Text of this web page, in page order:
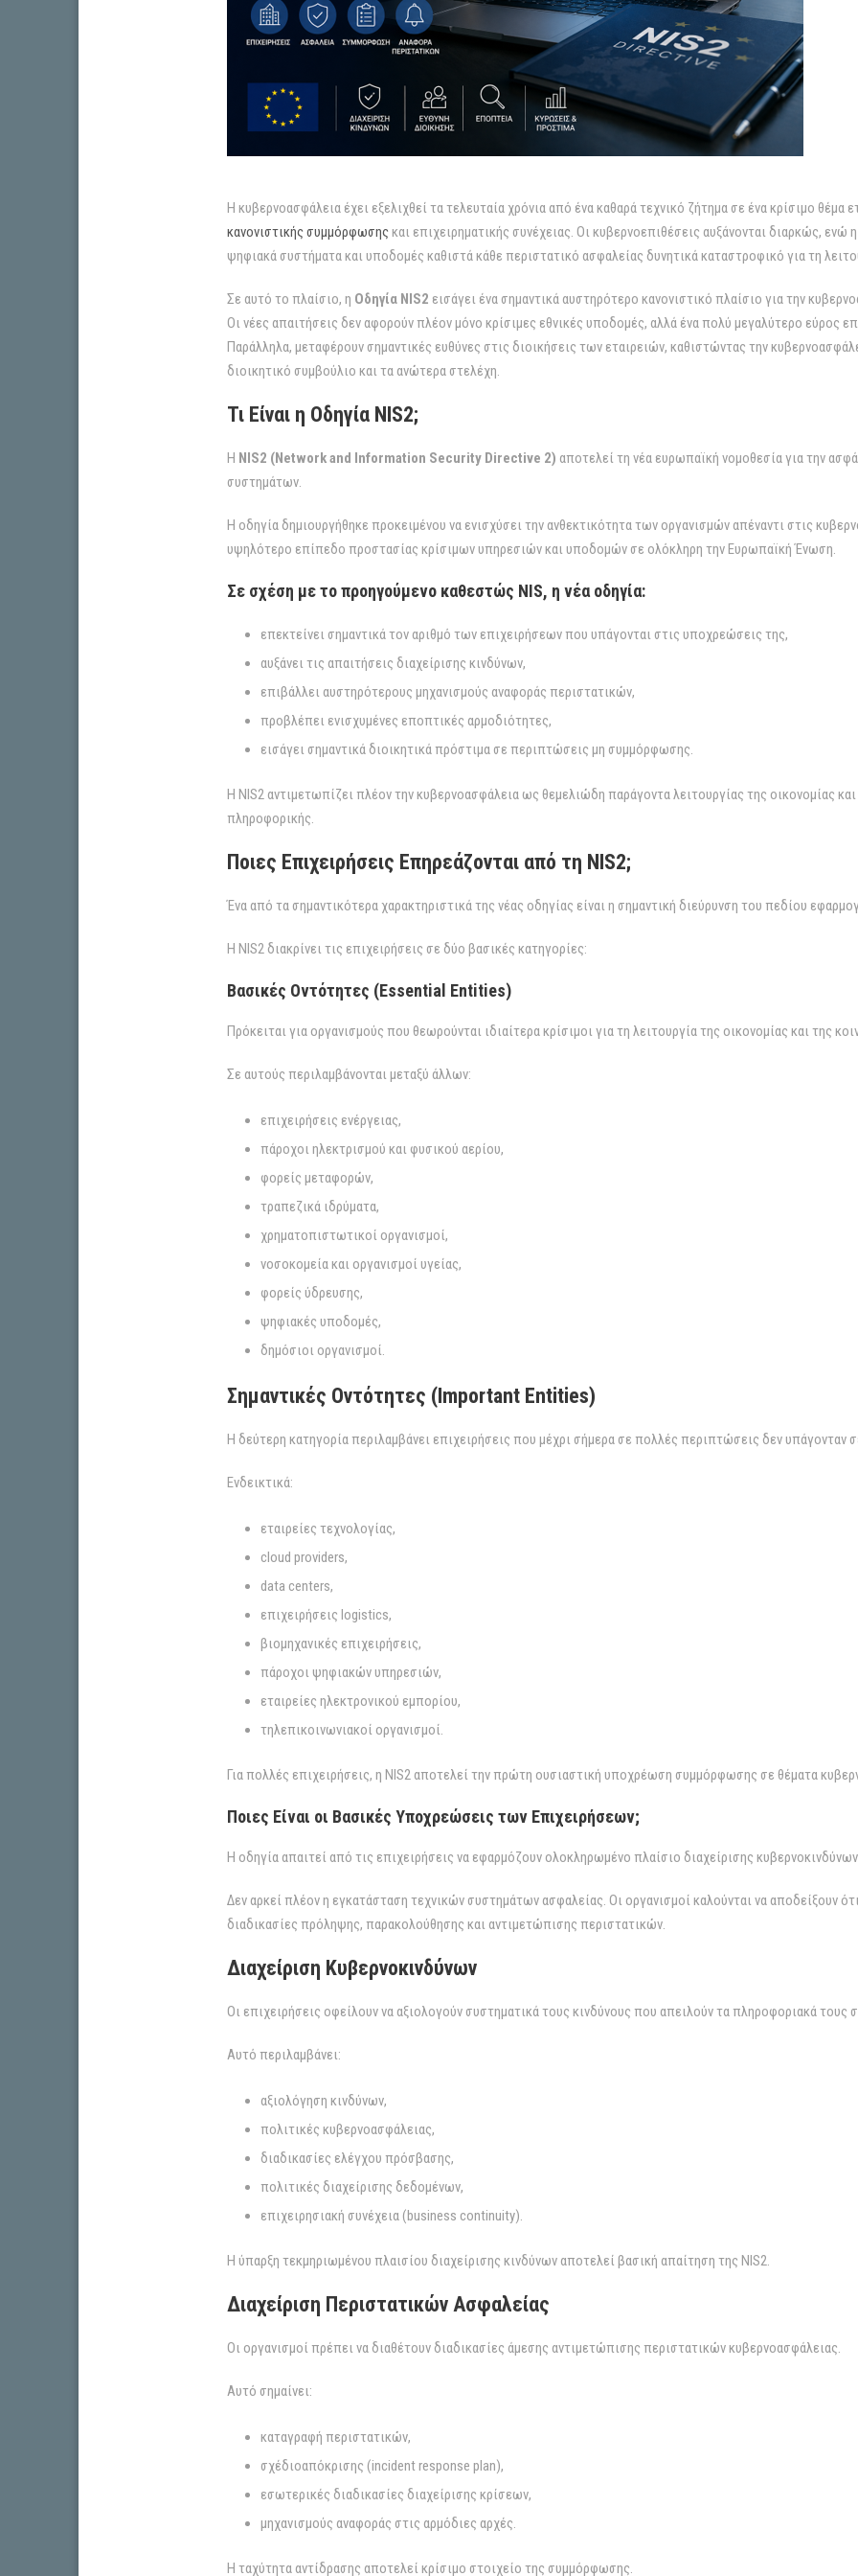
Η κυβερνοασφάλεια έχει εξελιχθεί τα τελευταία χρόνια από ένα καθαρά τεχνικό ζήτημα σε ένα κρίσιμο θέμα
κανονιστικής συμμόρφωσηςκαι επιχειρηματικής συνέχειας. Οι κυβερνοεπιθέσεις αυξάνονται διαρκώς,
ψηφιακά συστήματα και υποδομές καθιστά κάθε περιστατικό ασφαλείας δυνητικά καταστροφικό για τη
Σε αυτό το πλαίσιο, η Οδηγία NIS2 εισάγει ένα σημαντικά αυστηρότερο κανονιστικό πλαίσιο για την
Οι νέες απαιτήσεις δεν αφορούν πλέον μόνο κρίσιμες εθνικές υποδομές, αλλά ένα πολύ μεγαλύτερο εύρος
Παράλληλα, μεταφέρουν σημαντικές ευθύνες στις διοικήσεις των εταιρειών, καθιστώντας την
διοικητικό συμβούλιο και τα ανώτερα στελέχη.
Τι Είναι η Οδηγία NIS2;
Η NIS2 (Network and Information Security Directive 2) αποτελεί τη νέα ευρωπαϊκή νομοθεσία για την
συστημάτων.
Η οδηγία δημιουργήθηκε προκειμένου να ενισχύσει την ανθεκτικότητα των οργανισμών απέναντι στις
υψηλότερο επίπεδο προστασίας κρίσιμων υπηρεσιών και υποδομών σε ολόκληρη την Ευρωπαϊκή Ένωση.
Σε σχέση με το προηγούμενο καθεστώς NIS, η νέα οδηγία:
επεκτείνει σημαντικά τον αριθμό των επιχειρήσεων που υπάγονται στις υποχρεώσεις της,
αυξάνει τις απαιτήσεις διαχείρισης κινδύνων,
επιβάλλει αυστηρότερους μηχανισμούς αναφοράς περιστατικών,
προβλέπει ενισχυμένες εποπτικές αρμοδιότητες,
εισάγει σημαντικά διοικητικά πρόστιμα σε περιπτώσεις μη συμμόρφωσης.
Η NIS2 αντιμετωπίζει πλέον την κυβερνοασφάλεια ως θεμελιώδη παράγοντα λειτουργίας της οικονομίας
πληροφορικής.
Ποιες Επιχειρήσεις Επηρεάζονται από τη NIS2;
Ένα από τα σημαντικότερα χαρακτηριστικά της νέας οδηγίας είναι η σημαντική διεύρυνση του πεδίου
Η NIS2 διακρίνει τις επιχειρήσεις σε δύο βασικές κατηγορίες:
Βασικές Οντότητες (Essential Entities)
Πρόκειται για οργανισμούς που θεωρούνται ιδιαίτερα κρίσιμοι για τη λειτουργία της οικονομίας και της
Σε αυτούς περιλαμβάνονται μεταξύ άλλων:
επιχειρήσεις ενέργειας,
πάροχοι ηλεκτρισμού και φυσικού αερίου,
φορείς μεταφορών,
τραπεζικά ιδρύματα,
χρηματοπιστωτικοί οργανισμοί,
νοσοκομεία και οργανισμοί υγείας,
φορείς ύδρευσης,
ψηφιακές υποδομές,
δημόσιοι οργανισμοί.
Σημαντικές Οντότητες (Important Entities)
Η δεύτερη κατηγορία περιλαμβάνει επιχειρήσεις που μέχρι σήμερα σε πολλές περιπτώσεις δεν υπάγονταν
Ενδεικτικά:
εταιρείες τεχνολογίας,
cloud providers,
data centers,
επιχειρήσεις logistics,
βιομηχανικές επιχειρήσεις,
πάροχοι ψηφιακών υπηρεσιών,
εταιρείες ηλεκτρονικού εμπορίου,
τηλεπικοινωνιακοί οργανισμοί.
Για πολλές επιχειρήσεις, η NIS2 αποτελεί την πρώτη ουσιαστική υποχρέωση συμμόρφωσης σε θέματα
Ποιες Είναι οι Βασικές Υποχρεώσεις των Επιχειρήσεων;
Η οδηγία απαιτεί από τις επιχειρήσεις να εφαρμόζουν ολοκληρωμένο πλαίσιο διαχείρισης
Δεν αρκεί πλέον η εγκατάσταση τεχνικών συστημάτων ασφαλείας. Οι οργανισμοί καλούνται να αποδείξουν
διαδικασίες πρόληψης, παρακολούθησης και αντιμετώπισης περιστατικών.
Διαχείριση Κυβερνοκινδύνων
Οι επιχειρήσεις οφείλουν να αξιολογούν συστηματικά τους κινδύνους που απειλούν τα πληροφοριακά τους
Αυτό περιλαμβάνει:
αξιολόγηση κινδύνων,
πολιτικές κυβερνοασφάλειας,
διαδικασίες ελέγχου πρόσβασης,
πολιτικές διαχείρισης δεδομένων,
επιχειρησιακή συνέχεια (business continuity).
Η ύπαρξη τεκμηριωμένου πλαισίου διαχείρισης κινδύνων αποτελεί βασική απαίτηση της NIS2.
Διαχείριση Περιστατικών Ασφαλείας
Οι οργανισμοί πρέπει να διαθέτουν διαδικασίες άμεσης αντιμετώπισης περιστατικών κυβερνοασφάλειας.
Αυτό σημαίνει:
καταγραφή περιστατικών,
σχέδιοαπόκρισης (incident response plan),
εσωτερικές διαδικασίες διαχείρισης κρίσεων,
μηχανισμούς αναφοράς στις αρμόδιες αρχές.
Η ταχύτητα αντίδρασης αποτελεί κρίσιμο στοιχείο της συμμόρφωσης.